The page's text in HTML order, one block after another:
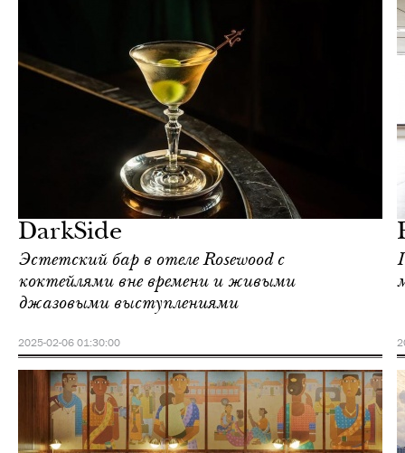
DarkSide
Эстетский бар в отеле Rosewood с
коктейлями вне времени и живыми
джазовыми выступлениями
2025-02-06 01:30:00